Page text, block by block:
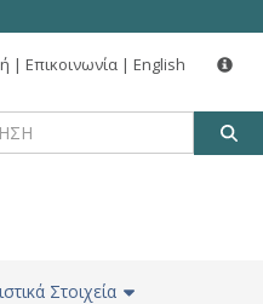
| Επικοινωνία | English
Στοιχεία